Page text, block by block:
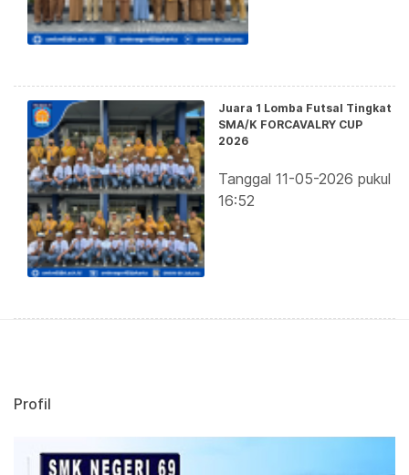
Juara 1 Lomba Futsal Tingkat
SMA/K FORCAVALRY CUP
2026
Tanggal 11-05-2026 pukul
16:52
Profil